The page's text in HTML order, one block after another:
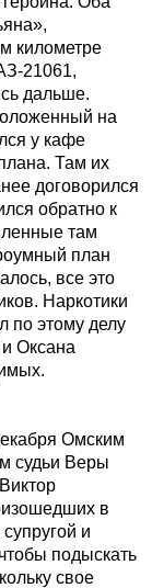
километре
21061,
дальше.
на
у кафе
Там их
договорился
обратно к
там
план
все это
Наркотики
по этому делу
и Оксана
Омским
судьи Веры
в
и
подыскать
свое